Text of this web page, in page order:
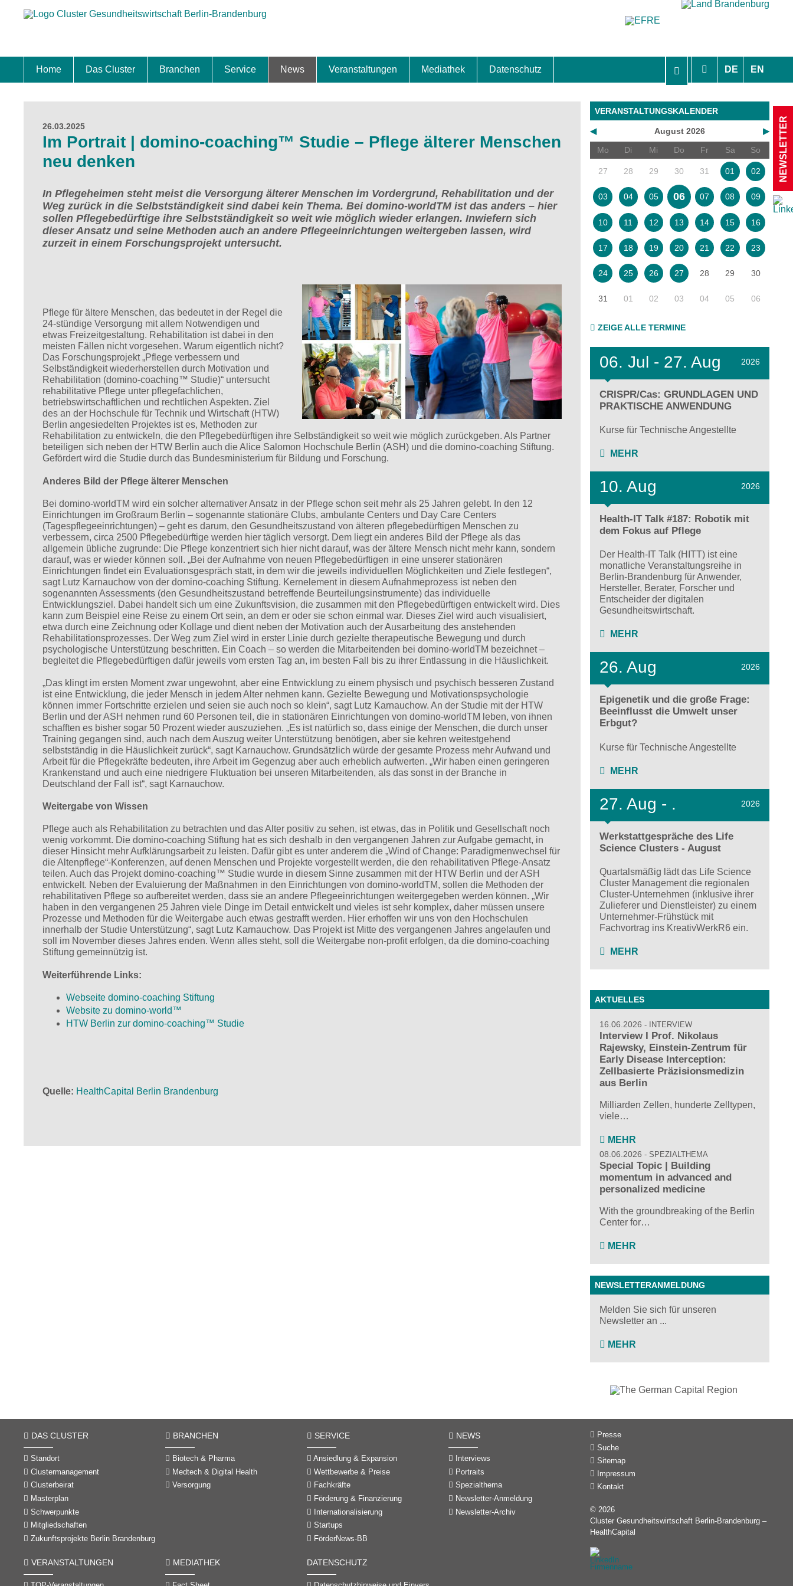
DE EN
Home Das Cluster Branchen Service News Veranstaltungen Mediathek Datenschutz
26.03.2025
Im Portrait | domino-coaching™ Studie – Pflege älterer Menschen
neu denken
In Pflegeheimen steht meist die Versorgung älterer Menschen im Vordergrund, Rehabilitation und der
Weg zurück in die Selbstständigkeit sind dabei kein Thema. Bei domino-worldTM ist das anders – hier
sollen Pflegebedürftige ihre Selbstständigkeit so weit wie möglich wieder erlangen. Inwiefern sich
dieser Ansatz und seine Methoden auch an andere Pflegeeinrichtungen weitergeben lassen, wird
zurzeit in einem Forschungsprojekt untersucht.
Pflege für ältere Menschen, das bedeutet in der Regel die
24-stündige Versorgung mit allem Notwendigen und
etwas Freizeitgestaltung. Rehabilitation ist dabei in den
meisten Fällen nicht vorgesehen. Warum eigentlich nicht?
Das Forschungsprojekt „Pflege verbessern und
Selbständigkeit wiederherstellen durch Motivation und
Rehabilitation (domino-coaching™ Studie)“ untersucht
rehabilitative Pflege unter pflegefachlichen,
betriebswirtschaftlichen und rechtlichen Aspekten. Ziel
des an der Hochschule für Technik und Wirtschaft (HTW)
Berlin angesiedelten Projektes ist es, Methoden zur
Rehabilitation zu entwickeln, die den Pflegebedürftigen ihre Selbständigkeit so weit wie möglich zurückgeben. Als Partner
beteiligen sich neben der HTW Berlin auch die Alice Salomon Hochschule Berlin (ASH) und die domino-coaching Stiftung.
Gefördert wird die Studie durch das Bundesministerium für Bildung und Forschung.
Anderes Bild der Pflege älterer Menschen
Bei domino-worldTM wird ein solcher alternativer Ansatz in der Pflege schon seit mehr als 25 Jahren gelebt. In den 12
Einrichtungen im Großraum Berlin – sogenannte stationäre Clubs, ambulante Centers und Day Care Centers
(Tagespflegeeinrichtungen) – geht es darum, den Gesundheitszustand von älteren pflegebedürftigen Menschen zu
verbessern, circa 2500 Pflegebedürftige werden hier täglich versorgt. Dem liegt ein anderes Bild der Pflege als das
allgemein übliche zugrunde: Die Pflege konzentriert sich hier nicht darauf, was der ältere Mensch nicht mehr kann, sondern
darauf, was er wieder können soll. „Bei der Aufnahme von neuen Pflegebedürftigen in eine unserer stationären
Einrichtungen findet ein Evaluationsgespräch statt, in dem wir die jeweils individuellen Möglichkeiten und Ziele festlegen“,
sagt Lutz Karnauchow von der domino-coaching Stiftung. Kernelement in diesem Aufnahmeprozess ist neben den
sogenannten Assessments (den Gesundheitszustand betreffende Beurteilungsinstrumente) das individuelle
Entwicklungsziel. Dabei handelt sich um eine Zukunftsvision, die zusammen mit den Pflegebedürftigen entwickelt wird. Dies
kann zum Beispiel eine Reise zu einem Ort sein, an dem er oder sie schon einmal war. Dieses Ziel wird auch visualisiert,
etwa durch eine Zeichnung oder Kollage und dient neben der Motivation auch der Ausarbeitung des anstehenden
Rehabilitationsprozesses. Der Weg zum Ziel wird in erster Linie durch gezielte therapeutische Bewegung und durch
psychologische Unterstützung beschritten. Ein Coach – so werden die Mitarbeitenden bei domino-worldTM bezeichnet –
begleitet die Pflegebedürftigen dafür jeweils vom ersten Tag an, im besten Fall bis zu ihrer Entlassung in die Häuslichkeit.
„Das klingt im ersten Moment zwar ungewohnt, aber eine Entwicklung zu einem physisch und psychisch besseren Zustand
ist eine Entwicklung, die jeder Mensch in jedem Alter nehmen kann. Gezielte Bewegung und Motivationspsychologie
können immer Fortschritte erzielen und seien sie auch noch so klein“, sagt Lutz Karnauchow. An der Studie mit der HTW
Berlin und der ASH nehmen rund 60 Personen teil, die in stationären Einrichtungen von domino-worldTM leben, von ihnen
schafften es bisher sogar 50 Prozent wieder auszuziehen. „Es ist natürlich so, dass einige der Menschen, die durch unser
Training gegangen sind, auch nach dem Auszug weiter Unterstützung benötigen, aber sie kehren weitestgehend
selbstständig in die Häuslichkeit zurück“, sagt Karnauchow. Grundsätzlich würde der gesamte Prozess mehr Aufwand und
Arbeit für die Pflegekräfte bedeuten, ihre Arbeit im Gegenzug aber auch erheblich aufwerten. „Wir haben einen geringeren
Krankenstand und auch eine niedrigere Fluktuation bei unseren Mitarbeitenden, als das sonst in der Branche in
Deutschland der Fall ist“, sagt Karnauchow.
Weitergabe von Wissen
Pflege auch als Rehabilitation zu betrachten und das Alter positiv zu sehen, ist etwas, das in Politik und Gesellschaft noch
wenig vorkommt. Die domino-coaching Stiftung hat es sich deshalb in den vergangenen Jahren zur Aufgabe gemacht, in
dieser Hinsicht mehr Aufklärungsarbeit zu leisten. Dafür gibt es unter anderem die „Wind of Change: Paradigmenwechsel für
die Altenpflege“-Konferenzen, auf denen Menschen und Projekte vorgestellt werden, die den rehabilitativen Pflege-Ansatz
teilen. Auch das Projekt domino-coaching™ Studie wurde in diesem Sinne zusammen mit der HTW Berlin und der ASH
entwickelt. Neben der Evaluierung der Maßnahmen in den Einrichtungen von domino-worldTM, sollen die Methoden der
rehabilitativen Pflege so aufbereitet werden, dass sie an andere Pflegeeinrichtungen weitergegeben werden können. „Wir
haben in den vergangenen 25 Jahren viele Dinge im Detail entwickelt und vieles ist sehr komplex, daher müssen unsere
Prozesse und Methoden für die Weitergabe auch etwas gestrafft werden. Hier erhoffen wir uns von den Hochschulen
innerhalb der Studie Unterstützung“, sagt Lutz Karnauchow. Das Projekt ist Mitte des vergangenen Jahres angelaufen und
soll im November dieses Jahres enden. Wenn alles steht, soll die Weitergabe non-profit erfolgen, da die domino-coaching
Stiftung gemeinnützig ist.
Weiterführende Links:
Webseite domino-coaching Stiftung
Website zu domino-world™
HTW Berlin zur domino-coaching™ Studie
Quelle HealthCapital Berlin Brandenburg
VERANSTALTUNGSKALENDER
◀ ▶
August 2026
Mo
Di Mi Do Fr Sa So
27 28 29 30 31 01 02
03 04 05 06 07 08 09
10 11 12 13 14 15 16
17 18 19 20 21 22 23
24 25 26 27 28 29 30
31 01 02 03 04 05 06
ZEIGE ALLE TERMINE
06. Jul - 27. Aug 2026
CRISPR/Cas: GRUNDLAGEN UND
PRAKTISCHE ANWENDUNG
Kurse für Technische Angestellte
MEHR
10. Aug 2026
Health-IT Talk #187: Robotik mit
dem Fokus auf Pflege
Der Health-IT Talk (HITT) ist eine
monatliche Veranstaltungsreihe in
Berlin-Brandenburg für Anwender,
Hersteller, Berater, Forscher und
Entscheider der digitalen
Gesundheitswirtschaft.
MEHR
26. Aug 2026
Epigenetik und die große Frage:
Beeinflusst die Umwelt unser
Erbgut?
Kurse für Technische Angestellte
MEHR
27. Aug - . 2026
Werkstattgespräche des Life
Science Clusters - August
Quartalsmäßig lädt das Life Science
Cluster Management die regionalen
Cluster-Unternehmen (inklusive ihrer
Zulieferer und Dienstleister) zu einem
Unternehmer-Frühstück mit
Fachvortrag ins KreativWerkR6 ein.
MEHR
AKTUELLES
16.06.2026 INTERVIEW
Interview I Prof. Nikolaus
Rajewsky, Einstein-Zentrum für
Early Disease Interception:
Zellbasierte Präzisionsmedizin
aus Berlin
Milliarden Zellen, hunderte Zelltypen,
viele…
MEHR
08.06.2026 SPEZIALTHEMA
Special Topic | Building
momentum in advanced and
personalized medicine
With the groundbreaking of the Berlin
Center for…
MEHR
NEWSLETTERANMELDUNG
Melden Sie sich für unseren
Newsletter an ...
MEHR
NEWSLETTER
DAS CLUSTER
Standort
Clustermanagement
Clusterbeirat
Masterplan
Schwerpunkte
Mitgliedschaften
Zukunftsprojekte Berlin Brandenburg
BRANCHEN
Biotech & Pharma
Medtech & Digital Health
Versorgung
SERVICE
Ansiedlung & Expansion
Wettbewerbe & Preise
Fachkräfte
Förderung & Finanzierung
Internationalisierung
Startups
FörderNews-BB
NEWS
Interviews
Portraits
Spezialthema
Newsletter-Anmeldung
Newsletter-Archiv
VERANSTALTUNGEN MEDIATHEK DATENSCHUTZ
Presse
Suche
Sitemap
Impressum
Kontakt
© 2026
Cluster Gesundheitswirtschaft Berlin-Brandenburg –
HealthCapital